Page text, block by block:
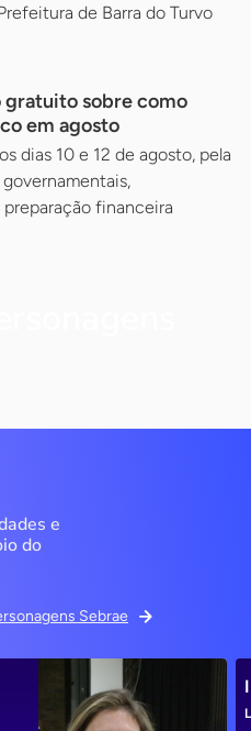
de Barra do Turvo
gratuito sobre como
em agosto
dias 10 e 12 de agosto, pela
financeira
e
do
Sebrae